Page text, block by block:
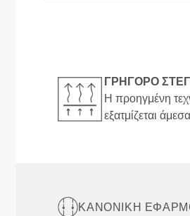
ΓΡΉΓΟΡΟ
Η προηγμένη
εξατμίζεται
ΚΑΝΟΝΙΚΉ